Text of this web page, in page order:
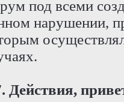
под всеми
нарушении,
Действия,